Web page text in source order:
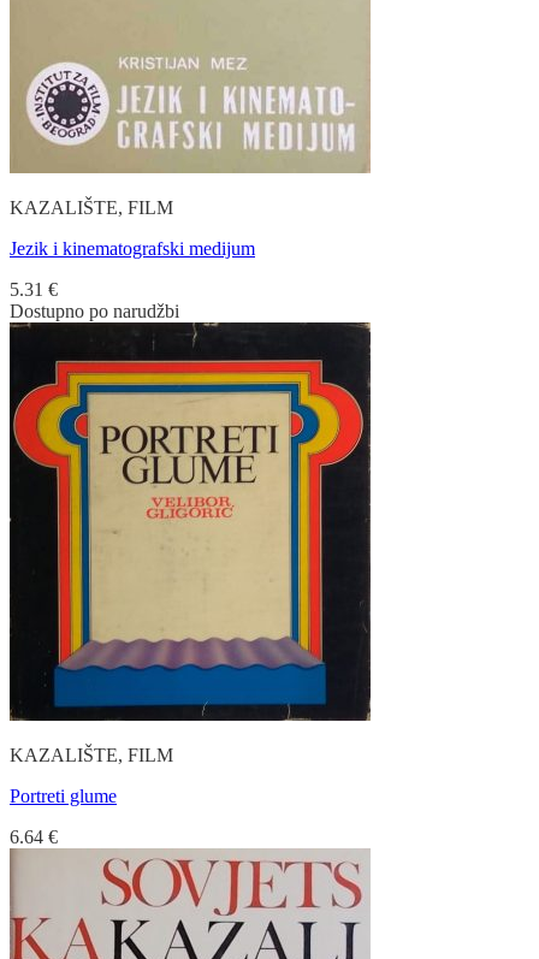
KAZALIŠTE, FILM
Jezik i kinematografski medijum
5.31 €
Dostupno po narudžbi
KAZALIŠTE, FILM
Portreti glume
6.64 €